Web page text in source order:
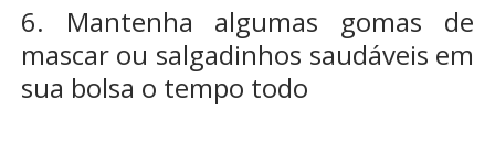
6. Mantenha algumas gomas de
mascar ou salgadinhos saudáveis em
sua bolsa o tempo todo